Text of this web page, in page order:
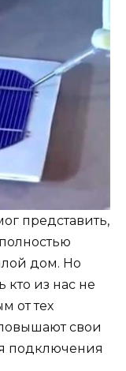
представить,
дом. Но
кто из нас не
от тех
свои
подключения